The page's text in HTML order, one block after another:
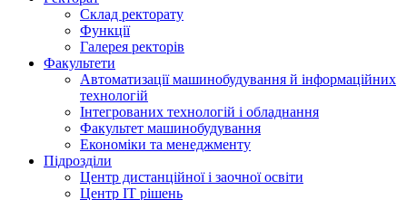
Склад ректорату
Функції
Галерея ректорів
Факультети
Автоматизації машинобудування й інформаційних
технологій
Інтегрованих технологій і обладнання
Факультет машинобудування
Економіки та менеджменту
Підрозділи
Центр дистанційної і заочної освіти
Центр ІТ рішень